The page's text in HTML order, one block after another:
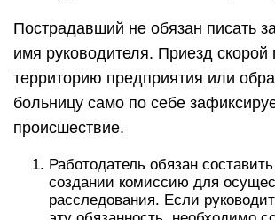
Пострадавший не обязан писать
имя руководителя. Приезд
территорию предприятия или
больницу само по себе
происшествие.
Работодатель обязан
создании комиссию для
расследования. Если